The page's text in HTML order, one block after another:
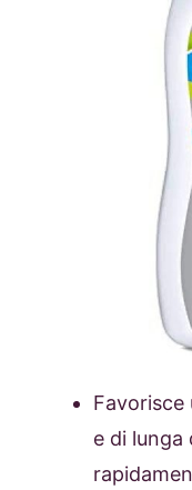
Favorisce
e di lunga